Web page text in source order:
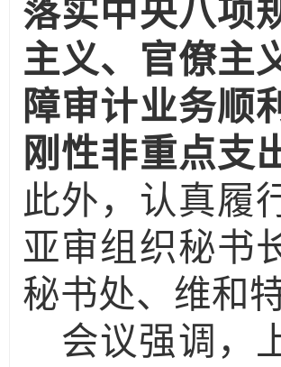
落实中央八项
主义、官僚主
障审计业务顺
刚性非重点支
此外，认真履
亚审组织秘书
秘书处、维和
会议强调，